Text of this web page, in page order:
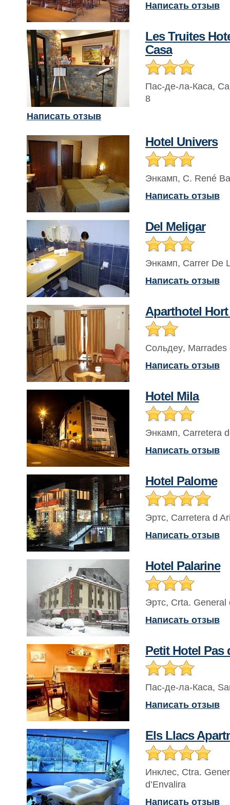
Написать отзыв
Les Truites
Casa
Пас-де-ла-Каса,
8
Написать отзыв
Hotel Univers
Энкамп, C. René
Написать отзыв
Del Meligar
Энкамп, Carrer De
Написать отзыв
Aparthotel
Сольдеу, Marrades
Написать отзыв
Hotel Mila
Энкамп, Carretera
Написать отзыв
Hotel Palome
Эртс, Carretera d
Написать отзыв
Hotel Palarine
Эртс, Crta. General
Написать отзыв
Petit Hotel Pas
Пас-де-ла-Каса,
Написать отзыв
Els Llacs
Инклес, Ctra.
d’Envalira
Написать отзыв